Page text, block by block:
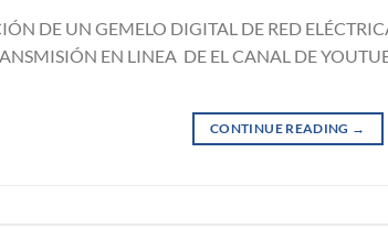
DE UN GEMELO DIGITAL DE RED
EN LINEA DE EL CANAL DE
CONTINUE READING →